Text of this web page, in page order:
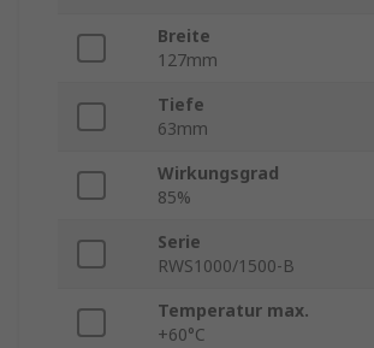
Breite
127mm
Tiefe
63mm
Wirkungsgrad
85%
Serie
RWS1000/1500-B
Temperatur max.
+60°C